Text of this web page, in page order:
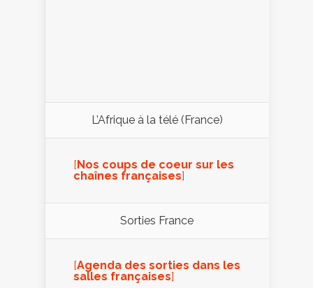
L’Afrique à la télé (France)
[Nos coups de coeur sur les
chaînes françaises]
Sorties France
[Agenda des sorties dans les
salles françaises]